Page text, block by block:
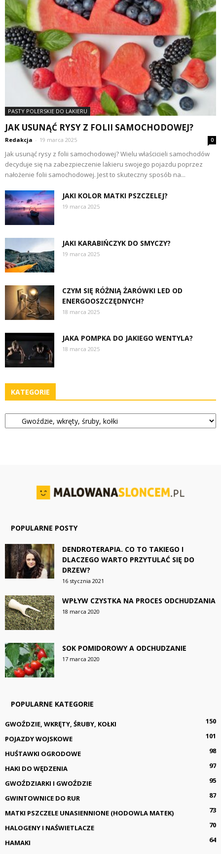
PASTY POLERSKIE DO LAKIERU
JAK USUNĄĆ RYSY Z FOLII SAMOCHODOWEJ?
Redakcja - 19 marca 2025 0
Jak usunąć rysy z folii samochodowej? Wielu właścicieli samochodów
decyduje się na zabezpieczenie lakieru swojego pojazdu poprzez
nałożenie folii samochodowej. Jest to skuteczny sposób na...
JAKI KOLOR MATKI PSZCZELEJ?
19 marca 2025
JAKI KARABIŃCZYK DO SMYCZY?
19 marca 2025
CZYM SIĘ RÓŻNIĄ ŻARÓWKI LED OD
ENERGOOSZCZĘDNYCH?
18 marca 2025
JAKA POMPKA DO JAKIEGO WENTYLA?
18 marca 2025
KATEGORIE
Kategorie
POPULARNE POSTY
DENDROTERAPIA. CO TO TAKIEGO I
DLACZEGO WARTO PRZYTULAĆ SIĘ DO
DRZEW?
16 stycznia 2021
WPŁYW CZYSTKA NA PROCES ODCHUDZANIA
18 marca 2020
SOK POMIDOROWY A ODCHUDZANIE
17 marca 2020
POPULARNE KATEGORIE
GWOŹDZIE, WKRĘTY, ŚRUBY, KOŁKI
150
POJAZDY WOJSKOWE
101
HUŚTAWKI OGRODOWE
98
HAKI DO WĘDZENIA
97
GWOŹDZIARKI I GWOŹDZIE
95
GWINTOWNICE DO RUR
87
MATKI PSZCZELE UNASIENNIONE (HODOWLA MATEK)
73
HALOGENY I NAŚWIETLACZE
70
HAMAKI
64